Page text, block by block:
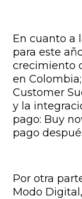
En cuanto a
para este
crecimiento
en
Customer
y la
pago: Buy
pago
Por otra
Modo